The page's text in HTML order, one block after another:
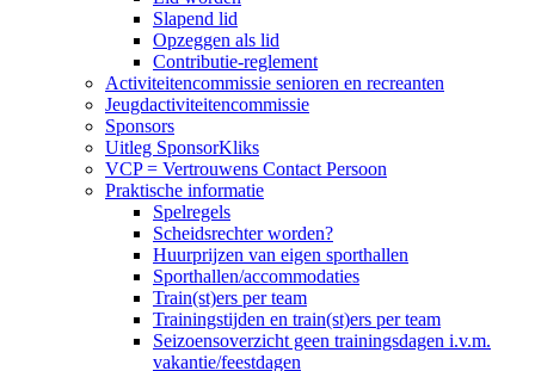
Slapend lid
Opzeggen als lid
Contributie-reglement
Activiteitencommissie senioren en recreanten
Jeugdactiviteitencommissie
Sponsors
Uitleg SponsorKliks
VCP = Vertrouwens Contact Persoon
Praktische informatie
Spelregels
Scheidsrechter worden?
Huurprijzen van eigen sporthallen
Sporthallen/accommodaties
Train(st)ers per team
Trainingstijden en train(st)ers per team
Seizoensoverzicht geen trainingsdagen i.v.m.
vakantie/feestdagen